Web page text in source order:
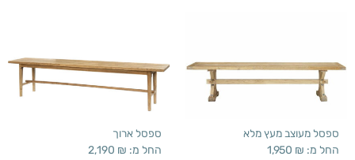
ספסל מעוצב מעץ מלא
החל מ: 1,950 ₪
ספסל ארוך
החל מ: 2,190 ₪